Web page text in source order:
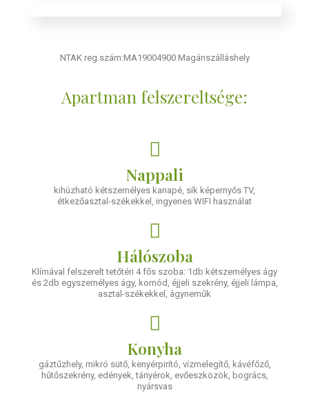
Apartman felszereltsége:
Nappali
kihúzható kétszemélyes kanapé, sík képernyős TV,
étkezőasztal-székekkel, ingyenes WIFI használat
Hálószoba
Klímával felszerelt tetőtéri 4 fős szoba: 1db kétszemélyes ágy
és 2db egyszemélyes ágy, komód, éjjeli szekrény, éjjeli lámpa,
asztal-székekkel, ágyneműk
Konyha
gáztűzhely, mikró sütő, kenyérpirító, vízmelegítő, kávéfőző,
hűtőszekrény, edények, tányérok, evőeszközök, bogrács,
nyársvas
NTAK reg.szám:MA19004900 Magánszálláshely